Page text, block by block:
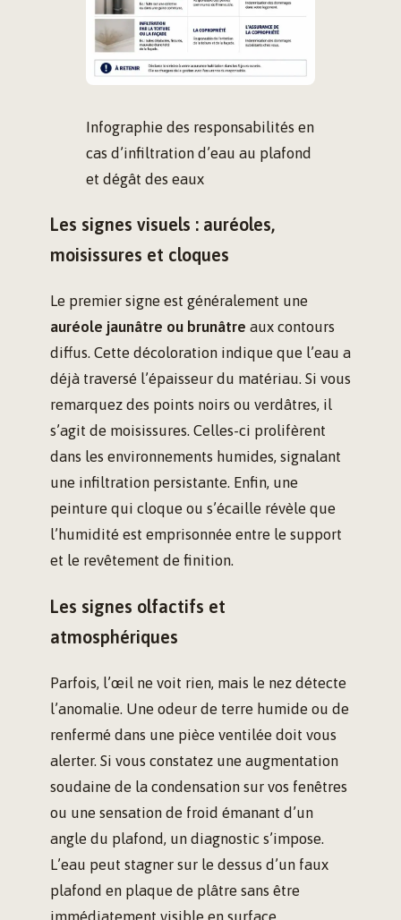
Infographie des responsabilités en
cas d’infiltration d’eau au plafond
et dégât des eaux
Les signes visuels : auréoles,
moisissures et cloques
Le premier signe est généralement une
auréole jaunâtre ou brunâtre aux contours
diffus. Cette décoloration indique que l’eau a
déjà traversé l’épaisseur du matériau. Si vous
remarquez des points noirs ou verdâtres, il
s’agit de moisissures. Celles-ci prolifèrent
dans les environnements humides, signalant
une infiltration persistante. Enfin, une
peinture qui cloque ou s’écaille révèle que
l’humidité est emprisonnée entre le support
et le revêtement de finition.
Les signes olfactifs et
atmosphériques
Parfois, l’œil ne voit rien, mais le nez détecte
l’anomalie. Une odeur de terre humide ou de
renfermé dans une pièce ventilée doit vous
alerter. Si vous constatez une augmentation
soudaine de la condensation sur vos fenêtres
ou une sensation de froid émanant d’un
angle du plafond, un diagnostic s’impose.
L’eau peut stagner sur le dessus d’un faux
plafond en plaque de plâtre sans être
immédiatement visible en surface.